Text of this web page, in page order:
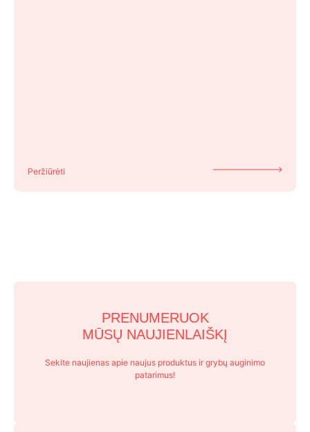
Peržiūrėti
PRENUMERUOK
MŪSŲ NAUJIENLAIŠKĮ
Sekite naujienas apie naujus produktus ir grybų auginimo
patarimus!